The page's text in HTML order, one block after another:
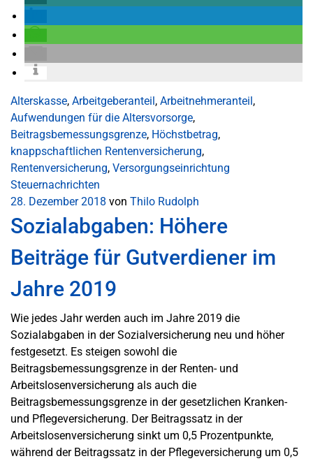
Alterskasse, Arbeitgeberanteil, Arbeitnehmeranteil,
Aufwendungen für die Altersvorsorge,
Beitragsbemessungsgrenze, Höchstbetrag,
knappschaftlichen Rentenversicherung,
Rentenversicherung, Versorgungseinrichtung
Steuernachrichten
28. Dezember 2018 von Thilo Rudolph
Sozialabgaben: Höhere
Beiträge für Gutverdiener im
Jahre 2019
Wie jedes Jahr werden auch im Jahre 2019 die
Sozialabgaben in der Sozialversicherung neu und höher
festgesetzt. Es steigen sowohl die
Beitragsbemessungsgrenze in der Renten- und
Arbeitslosenversicherung als auch die
Beitragsbemessungsgrenze in der gesetzlichen Kranken-
und Pflegeversicherung. Der Beitragssatz in der
Arbeitslosenversicherung sinkt um 0,5 Prozentpunkte,
während der Beitragssatz in der Pflegeversicherung um 0,5